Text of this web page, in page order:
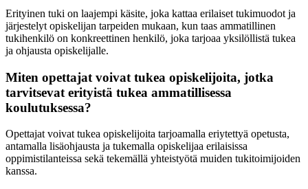
Erityinen tuki on laajempi käsite, joka kattaa erilaiset tukimuodot ja
järjestelyt opiskelijan tarpeiden mukaan, kun taas ammatillinen
tukihenkilö on konkreettinen henkilö, joka tarjoaa yksilöllistä tukea
ja ohjausta opiskelijalle.
Miten opettajat voivat tukea opiskelijoita, jotka
tarvitsevat erityistä tukea ammatillisessa
koulutuksessa?
Opettajat voivat tukea opiskelijoita tarjoamalla eriytettyä opetusta,
antamalla lisäohjausta ja tukemalla opiskelijaa erilaisissa
oppimistilanteissa sekä tekemällä yhteistyötä muiden tukitoimijoiden
kanssa.